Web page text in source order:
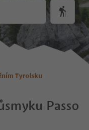
Tyrolsku
Passo